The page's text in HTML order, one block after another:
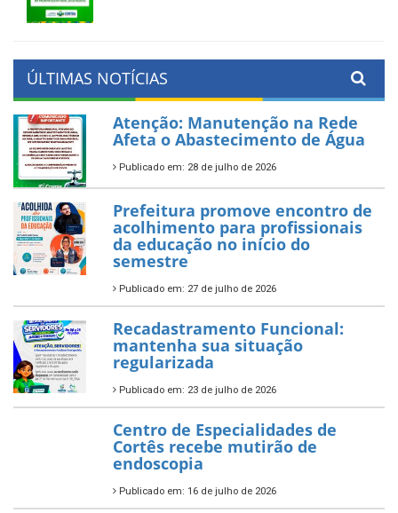
ÚLTIMAS NOTÍCIAS
Atenção: Manutenção na Rede
Afeta o Abastecimento de Água
Publicado em: 28 de julho de 2026
Prefeitura promove encontro de
acolhimento para profissionais
da educação no início do
semestre
Publicado em: 27 de julho de 2026
Recadastramento Funcional:
mantenha sua situação
regularizada
Publicado em: 23 de julho de 2026
Centro de Especialidades de
Cortês recebe mutirão de
endoscopia
Publicado em: 16 de julho de 2026